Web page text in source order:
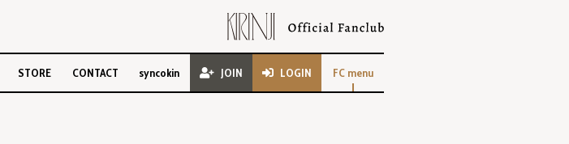
STORE CONTACT syncokin JOIN LOGIN FC menu